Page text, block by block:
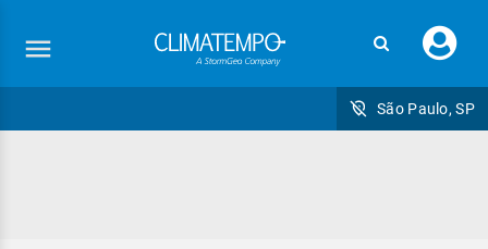
seu
São Paulo, SP